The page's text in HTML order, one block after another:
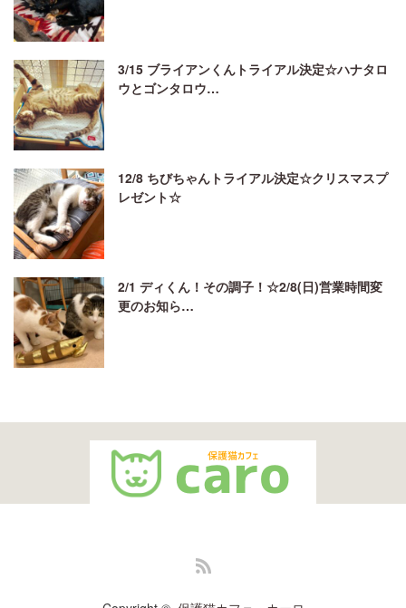
3/15 ブライアンくんトライアル決定☆ハナタロ
ウとゴンタロウ…
12/8 ちびちゃんトライアル決定☆クリスマスプ
レゼント☆
2/1 ディくん！その調子！☆2/8(日)営業時間変
更のお知ら…